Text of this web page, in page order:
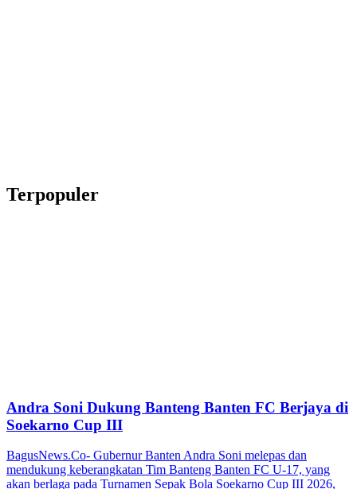
Terpopuler
Andra Soni Dukung Banteng Banten FC Berjaya di
Soekarno Cup III
BagusNews.Co- Gubernur Banten Andra Soni melepas dan
mendukung keberangkatan Tim Banteng Banten FC U-17, yang
akan berlaga pada Turnamen Sepak Bola Soekarno Cup III 2026,